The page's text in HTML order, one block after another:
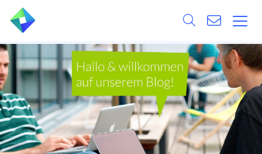
ÜBER UNS
LEISTUNGEN
BRANCHEN
REFERENZEN
Alle